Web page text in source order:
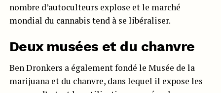
nombre d’autoculteurs explose et le marché
mondial du cannabis tend à se libéraliser.
Deux musées et du chanvre
Ben Dronkers a également fondé le Musée de la
marijuana et du chanvre, dans lequel il expose les